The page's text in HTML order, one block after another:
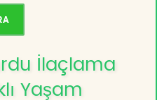
İlaçlama
Yaşam